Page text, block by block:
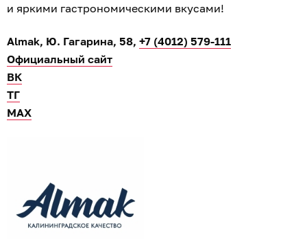
и яркими гастрономическими вкусами!
Almak, Ю. Гагарина, 58, +7 (4012) 579-111
Официальный сайт
ВК
ТГ
МАХ